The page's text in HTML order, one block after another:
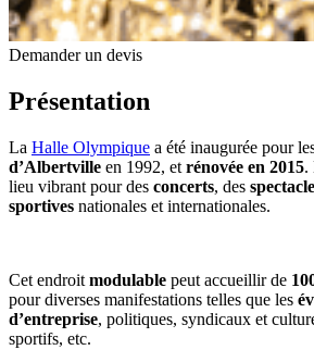
Demander un devis
Présentation
La Halle Olympique a été inaugurée pour
d’Albertville en 1992, et rénovée en 2015.
lieu vibrant pour des concerts, des
sportives nationales et internationales.
Cet endroit modulable peut accueillir de
pour diverses manifestations telles que les
d’entreprise, politiques, syndicaux et
sportifs, etc.